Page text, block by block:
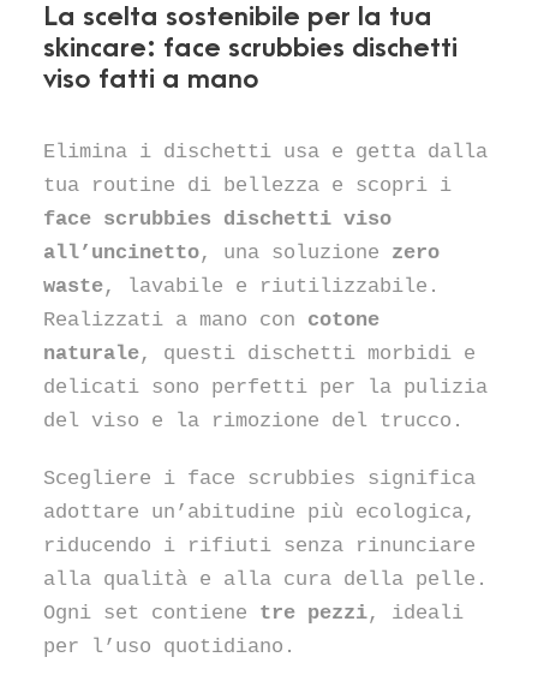
La scelta sostenibile per la tua
skincare: face scrubbies dischetti
viso fatti a mano
Elimina i dischetti usa e getta dalla
tua routine di bellezza e scopri i
face scrubbies dischetti viso
all’uncinetto, una soluzione zero
waste, lavabile e riutilizzabile.
Realizzati a mano con cotone
naturale, questi dischetti morbidi e
delicati sono perfetti per la pulizia
del viso e la rimozione del trucco.
Scegliere i face scrubbies significa
adottare un’abitudine più ecologica,
riducendo i rifiuti senza rinunciare
alla qualità e alla cura della pelle.
Ogni set contiene tre pezzi, ideali
per l’uso quotidiano.